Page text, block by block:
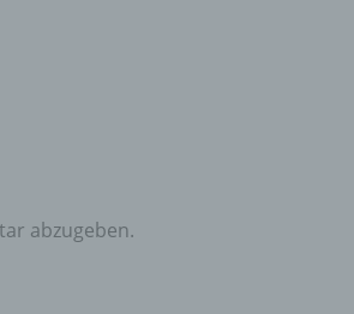
abzugeben.